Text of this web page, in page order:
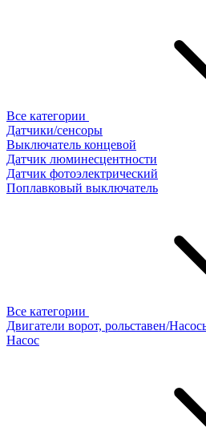
Все категории
Датчики/сенсоры
Выключатель концевой
Датчик люминесцентности
Датчик фотоэлектрический
Поплавковый выключатель
Все категории
Двигатели ворот, рольставен/
Насос